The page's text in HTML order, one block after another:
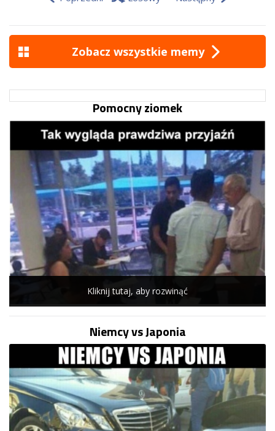
Zobacz wszystkie memy
Pomocny ziomek
Kliknij tutaj, aby rozwinąć
Niemcy vs Japonia